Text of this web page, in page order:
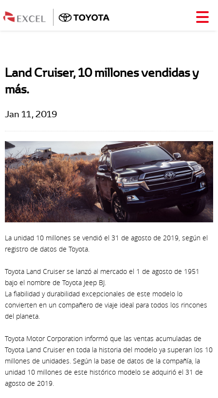
Land Cruiser, 10 millones vendidas y
más.
Jan 11, 2019
La unidad 10 millones se vendió el 31 de agosto de 2019, según el
registro de datos de Toyota.
Toyota Land Cruiser se lanzó al mercado el 1 de agosto de 1951
bajo el nombre de Toyota Jeep BJ.
La fiabilidad y durabilidad excepcionales de este modelo lo
convierten en un compañero de viaje ideal para todos los rincones
del planeta.
Toyota Motor Corporation informó que las ventas acumuladas de
Toyota Land Cruiser en toda la historia del modelo ya superan los 10
millones de unidades. Según la base de datos de la compañía, la
unidad 10 millones de este histórico modelo se adquirió el 31 de
agosto de 2019.